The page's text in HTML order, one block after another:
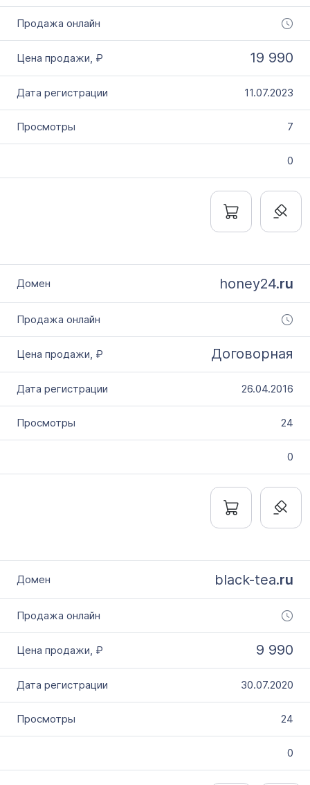
19 990
11.07.2023
7
0
honey24.ru
Договорная
26.04.2016
24
0
black-tea.ru
9 990
30.07.2020
24
0